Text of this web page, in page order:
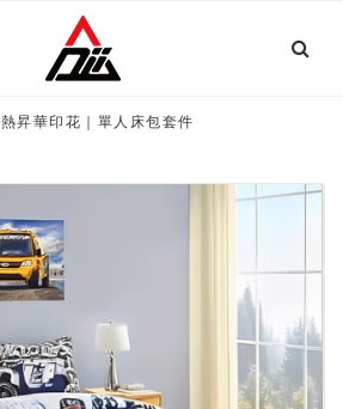
熱昇華印花｜單人床包套件